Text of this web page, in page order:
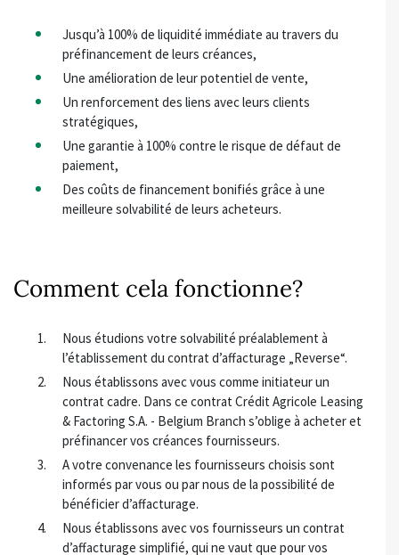
Jusqu’à 100% de liquidité immédiate au travers du
préfinancement de leurs créances,
Une amélioration de leur potentiel de vente,
Un renforcement des liens avec leurs clients
stratégiques,
Une garantie à 100% contre le risque de défaut de
paiement,
Des coûts de financement bonifiés grâce à une
meilleure solvabilité de leurs acheteurs.
Comment cela fonctionne?
Nous étudions votre solvabilité préalablement à
l’établissement du contrat d’affacturage „Reverse“.
Nous établissons avec vous comme initiateur un
contrat cadre. Dans ce contrat Crédit Agricole Leasing
& Factoring S.A. - Belgium Branch s’oblige à acheter et
préfinancer vos créances fournisseurs.
A votre convenance les fournisseurs choisis sont
informés par vous ou par nous de la possibilité de
bénéficier d’affacturage.
Nous établissons avec vos fournisseurs un contrat
d’affacturage simplifié, qui ne vaut que pour vos